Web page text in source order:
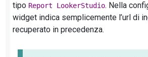
tipo Report LookerStudio. Nella
widget indica semplicemente l’url di
recuperato in precedenza.